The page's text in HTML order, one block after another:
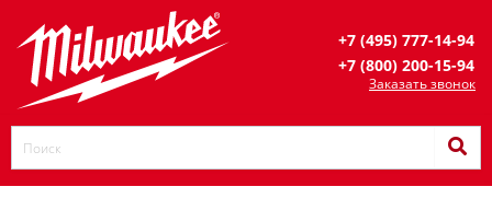
+7 (495) 777-14-94
+7 (800) 200-15-94
Заказать звонок